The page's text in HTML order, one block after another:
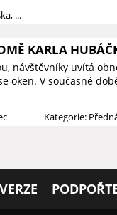
...
KARLA
návštěvníky uvítá
oken. V současné
Kategorie: